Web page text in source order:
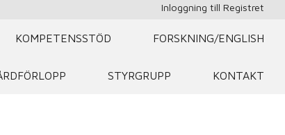
Inloggning till Registret
KOMPETENSSTÖD FORSKNING/ENGLISH
STYRGRUPP KONTAKT